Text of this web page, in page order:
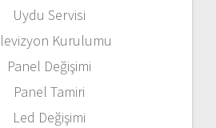
Uydu Servisi
Kurulumu
Panel Değişimi
Panel Tamiri
Led Değişimi